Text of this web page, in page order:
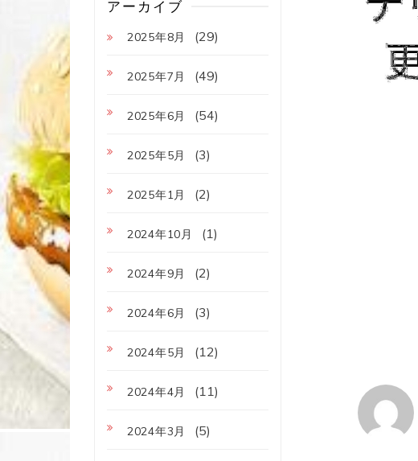
アーカイブ
2025年8月 (29)
2025年7月 (49)
2025年6月 (54)
2025年5月 (3)
2025年1月 (2)
2024年10月 (1)
2024年9月 (2)
2024年6月 (3)
2024年5月 (12)
2024年4月 (11)
2024年3月 (5)